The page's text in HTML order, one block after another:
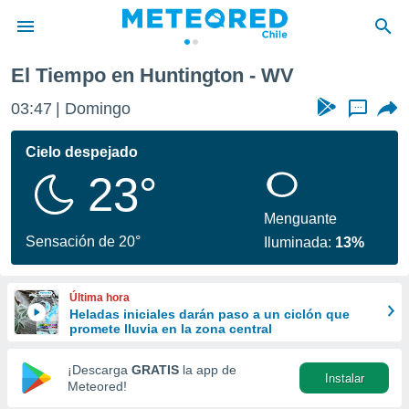
de
por
se
calidad.
a este
las
y
forma
digital
basada
El Tiempo en Huntington - WV
03:47 Domingo ...
Cielo despejado
23°
Sensación de 20°
Menguante
Iluminada: 13%
Última hora
Heladas iniciales darán paso a un ciclón que
promete lluvia en la zona central
¡Descarga GRATIS la app de
Meteored!
Instalar